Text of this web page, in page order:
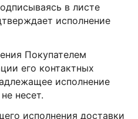
в листе
исполнение
Покупателем
его контактных
исполнение
несет.
исполнения доставки